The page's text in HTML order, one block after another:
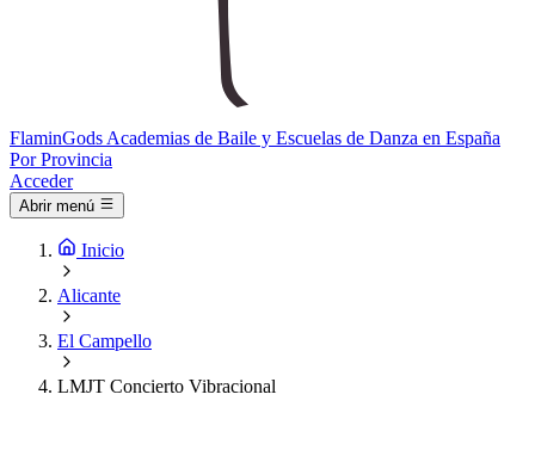
FlaminGods Academias de Baile y Escuelas de Danza en España
Por Provincia
Acceder
Abrir menú
Inicio
Alicante
El Campello
LMJT Concierto Vibracional